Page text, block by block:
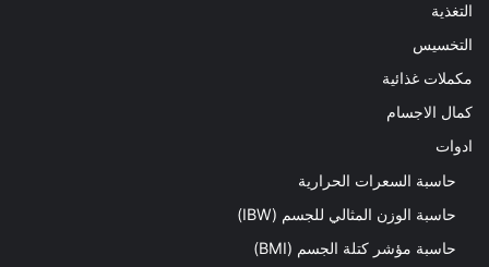
التغذية
التخسيس
مكملات غذائية
كمال الاجسام
ادوات
حاسبة السعرات الحرارية
حاسبة الوزن المثالي للجسم (IBW)
حاسبة مؤشر كتلة الجسم (BMI)